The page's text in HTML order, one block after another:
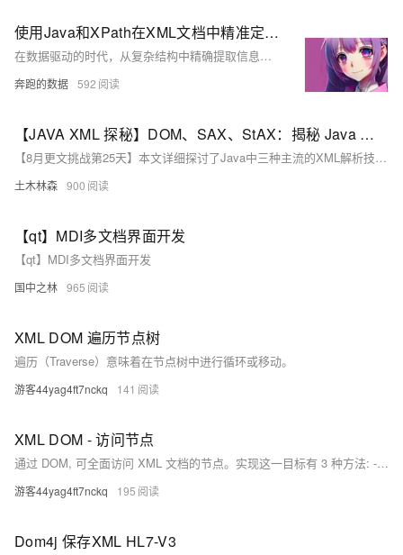
使用Java和XPath在XML文档中精准定位数据
在数据驱动的时代，从复杂结构中精确提取信息至关重要。XML被广泛用于数据存储与传输，而XPath则能高效地在这些文档中导航和提取数据。本文深入探讨如何使用Java和XPath精准定位XML文档中的数据，并通过小红书的实际案例进行分析。首先介绍了XML及其挑战，接着阐述了XPath的优势。然后，提出从大型XML文档中自动提取特定产品信息的需求，并通过代理IP技术、设置Cookie和User-Agent以及多线程技术来解决实际网络环境下的数据抓取问题。最后，提供了一个Java示例代码，演示如何集成这些技术以高效地从XML源中抓取数据。
奔跑的数据 592
【JAVA XML 探秘】DOM、SAX、StAX：揭秘 Java 中 XML 解析技术的终极指南！
【8月更文挑战第25天】本文详细探讨了Java中三种主流的XML解析技术：DOM、SAX与StAX。DOM将XML文档转换为树状结构，便于全方位访问和修改；SAX采取事件驱动模式，适用于大型文件的顺序处理；StAX则兼具DOM和SAX的优点，支持流式处理和随机访问。文中提供了每种技术的示例代码，帮助读者理解如何在实际项目中应用这些解析方法。
土木林森 900
【qt】MDI多文档界面开发
【qt】MDI多文档界面开发
国中之林 965
XML DOM 遍历节点树
遍历（Traverse）意味着在节点树中进行循环或移动。
游客44yag4ft7nckq 141
XML DOM - 访问节点
通过 DOM, 可全面访问 XML 文档的节点。实现这一目标有 3 种方法: - 使用 `getElementsByTagName()` 方法， - 循环遍历节点树， - 利用节点间关系进行导航。 `getElementsByTagName()` 返回一个 Node List，即一种节点数组形式。示例代码通过 `loadXMLDoc()` 函数加载 &quot;books.xml&quot; 文件到 `xmlDoc` 变量中，并随后在变量 `x` 中保存所需节点信息。
游客44yag4ft7nckq 195
Dom4j 保存XML HL7-V3